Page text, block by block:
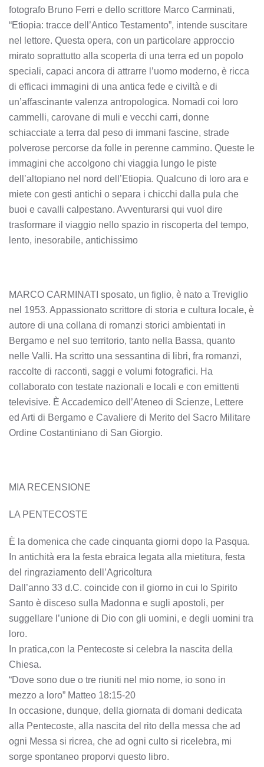
fotografo Bruno Ferri e dello scrittore Marco Carminati,
“Etiopia: tracce dell’Antico Testamento”, intende suscitare
nel lettore. Questa opera, con un particolare approccio
mirato soprattutto alla scoperta di una terra ed un popolo
speciali, capaci ancora di attrarre l’uomo moderno, è ricca
di efficaci immagini di una antica fede e civiltà e di
un’affascinante valenza antropologica. Nomadi coi loro
cammelli, carovane di muli e vecchi carri, donne
schiacciate a terra dal peso di immani fascine, strade
polverose percorse da folle in perenne cammino. Queste le
immagini che accolgono chi viaggia lungo le piste
dell’altopiano nel nord dell’Etiopia. Qualcuno di loro ara e
miete con gesti antichi o separa i chicchi dalla pula che
buoi e cavalli calpestano. Avventurarsi qui vuol dire
trasformare il viaggio nello spazio in riscoperta del tempo,
lento, inesorabile, antichissimo
MARCO CARMINATI sposato, un figlio, è nato a Treviglio
nel 1953. Appassionato scrittore di storia e cultura locale, è
autore di una collana di romanzi storici ambientati in
Bergamo e nel suo territorio, tanto nella Bassa, quanto
nelle Valli. Ha scritto una sessantina di libri, fra romanzi,
raccolte di racconti, saggi e volumi fotografici. Ha
collaborato con testate nazionali e locali e con emittenti
televisive. È Accademico dell’Ateneo di Scienze, Lettere
ed Arti di Bergamo e Cavaliere di Merito del Sacro Militare
Ordine Costantiniano di San Giorgio.
MIA RECENSIONE
LA PENTECOSTE
È la domenica che cade cinquanta giorni dopo la Pasqua.
In antichità era la festa ebraica legata alla mietitura, festa
del ringraziamento dell’Agricoltura
Dall’anno 33 d.C. coincide con il giorno in cui lo Spirito
Santo è disceso sulla Madonna e sugli apostoli, per
suggellare l’unione di Dio con gli uomini, e degli uomini tra
loro.
In pratica,con la Pentecoste si celebra la nascita della
Chiesa.
“Dove sono due o tre riuniti nel mio nome, io sono in
mezzo a loro” Matteo 18:15-20
In occasione, dunque, della giornata di domani dedicata
alla Pentecoste, alla nascita del rito della messa che ad
ogni Messa si ricrea, che ad ogni culto si ricelebra, mi
sorge spontaneo proporvi questo libro.